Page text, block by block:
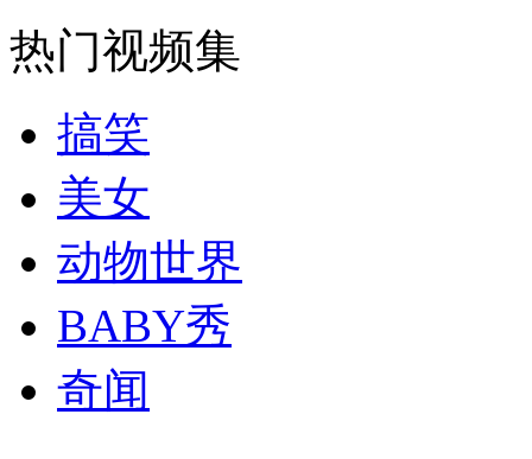
司机酒驾遇交警 急速倒车逃窜
热门视频集
搞笑
美女
动物世界
BABY秀
奇闻